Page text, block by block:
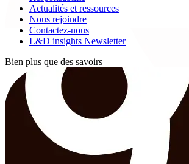
Actualités et ressources
Nous rejoindre
Contactez-nous
L&D insights Newsletter
Bien plus que des savoirs